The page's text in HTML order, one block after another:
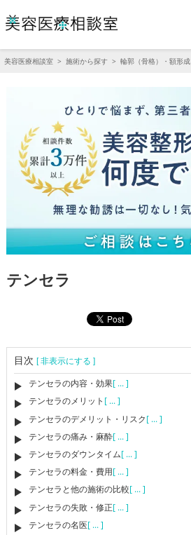
美容医療相談室 > 施術から探す > 輪郭（骨格）・額形成
テンセラ
目次[ 非表示にする ]
テンセラの内容・効果[ ... ]
テンセラのメリット [ ... ]
テンセラのデメリット・リスク[ ... ]
テンセラの痛み・麻酔[ ... ]
テンセラのダウンタイム[ ... ]
テンセラの料金・費用[ ... ]
テンセラと他の施術の比較[ ... ]
テンセラの失敗・修正[ ... ]
テンセラの名医[ ... ]